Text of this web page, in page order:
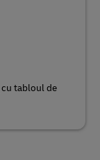
cu tabloul de